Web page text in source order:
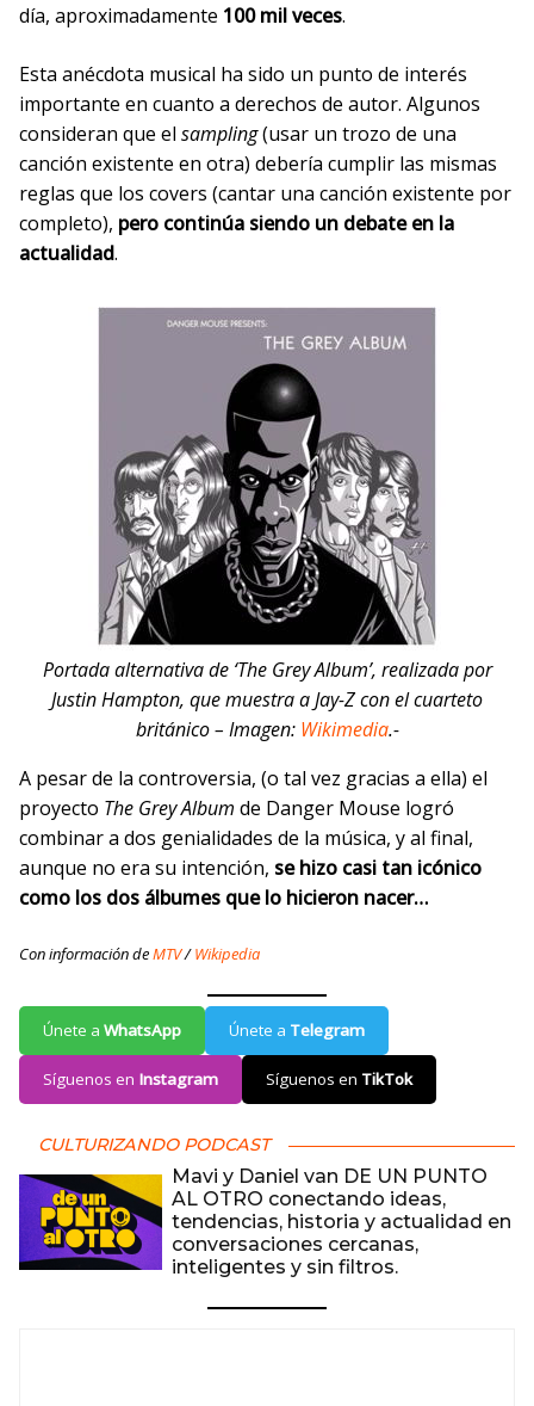
día, aproximadamente 100 mil veces.
Esta anécdota musical ha sido un punto de interés
importante en cuanto a derechos de autor. Algunos
consideran que el sampling(usar un trozo de una
canción existente en otra) debería cumplir las mismas
reglas que los covers (cantar una canción existente por
completo), pero continúa siendo un debate en la
actualidad.
Portada alternativa de ‘The Grey Album’, realizada por
Justin Hampton, que muestra a Jay-Z con el cuarteto
británico – Imagen: Wikimedia.-
A pesar de la controversia, (o tal vez gracias a ella) el
proyecto The Grey Album de Danger Mouse logró
combinar a dos genialidades de la música, y al final,
aunque no era su intención, se hizo casi tan icónico
como los dos álbumes que lo hicieron nacer…
Con información deMTV/Wikipedia
Únete a WhatsApp Únete a Telegram
Síguenos en Instagram Síguenos en TikTok
CULTURIZANDO PODCAST
Mavi y Daniel van DE UN PUNTO
AL OTRO conectando ideas,
tendencias, historia y actualidad en
conversaciones cercanas,
inteligentes y sin filtros.